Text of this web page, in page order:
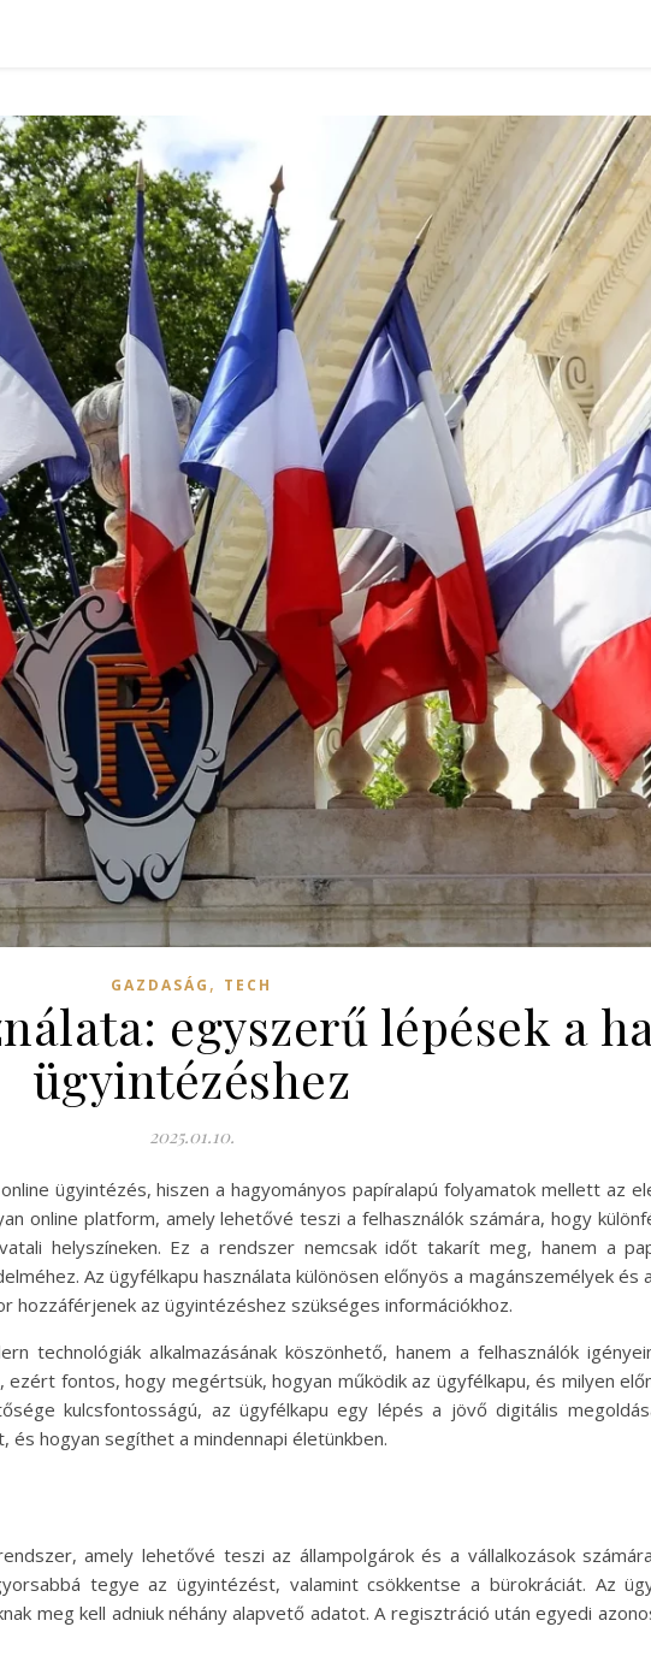
GAZDASÁG , TECH
egyszerű lépések a
ügyintézéshez
2025.01.10.
ügyintézés, hiszen a hagyományos papíralapú folyamatok mellett az
online platform, amely lehetővé teszi a felhasználók számára, hogy
helyszíneken. Ez a rendszer nemcsak időt takarít meg, hanem a
Az ügyfélkapu használata különösen előnyös a magánszemélyek és
hozzáférjenek az ügyintézéshez szükséges információkhoz.
technológiák alkalmazásának köszönhető, hanem a felhasználók
fontos, hogy megértsük, hogyan működik az ügyfélkapu, és milyen
kulcsfontosságú, az ügyfélkapu egy lépés a jövő digitális
hogyan segíthet a mindennapi életünkben.
amely lehetővé teszi az állampolgárok és a vállalkozások
tegye az ügyintézést, valamint csökkentse a bürokráciát. Az
meg kell adniuk néhány alapvető adatot. A regisztráció után egyedi